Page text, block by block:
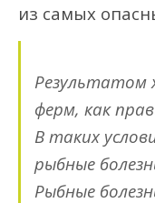
из самых
Результатом
ферм, как
В таких
рыбные
Рыбные